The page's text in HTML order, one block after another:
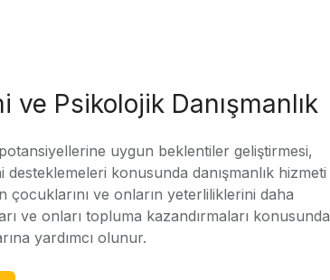
ve Psikolojik Danışmanlık
uygun beklentiler geliştirmesi,
konusunda danışmanlık hizmeti
çocuklarını ve onların yeterliliklerini daha
ve onları topluma kazandırmaları konusunda
yardımcı olunur.